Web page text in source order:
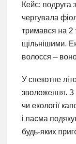
Кейс:
чергувала
тримався на 2
щільнішими.
волосся –
У спекотне
зволоження. З
чи екології
і пасма
будь-яких